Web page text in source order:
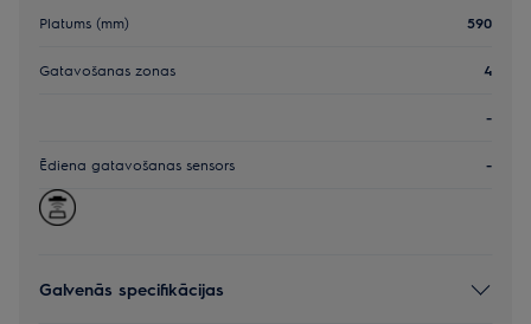
Platums (mm) 590
Gatavošanas zonas 4
-
Ēdiena gatavošanas sensors -
Galvenās specifikācijas